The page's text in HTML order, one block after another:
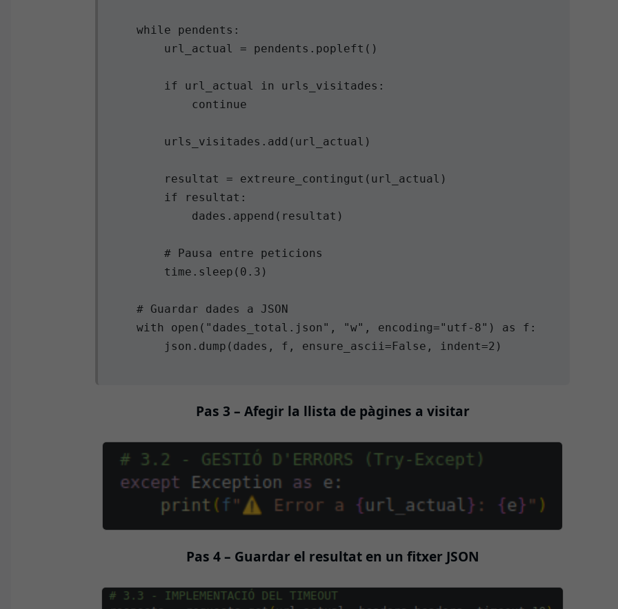
    while pendents:
        url_actual = pendents.popleft()
        if url_actual in urls_visitades:
            continue
        urls_visitades.add(url_actual)
        resultat = extreure_contingut(url_actual)
        if resultat:
            dades.append(resultat)
        # Pausa entre peticions
        time.sleep(0.3)
    # Guardar dades a JSON
    with open("dades_total.json", "w", encoding="utf-8") as f:
        json.dump(dades, f, ensure_ascii=False, indent=2)
Pas 3 – Afegir la llista de pàgines a visitar
Pas 4 – Guardar el resultat en un fitxer JSON